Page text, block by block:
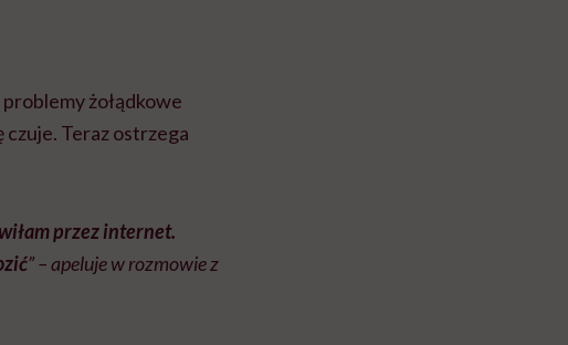
żołądkowe
czuje. Teraz ostrzega
przez internet.
” – apeluje w rozmowie z